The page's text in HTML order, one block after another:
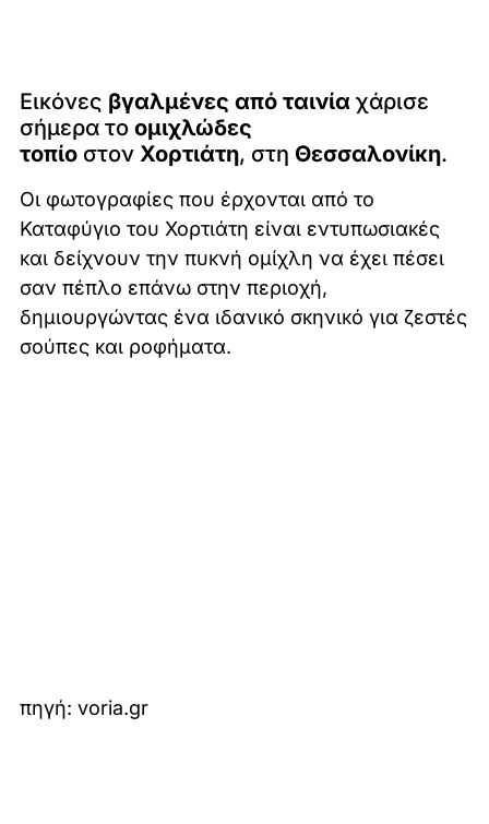
Εικόνες βγαλμένες από ταινίαχάρισε
σήμερα το ομιχλώδες
τοπίο στονΧορτιάτη, στη Θεσσαλονίκη.
Οι φωτογραφίες που έρχονται από το
Καταφύγιο του Χορτιάτη είναι εντυπωσιακές
και δείχνουν την πυκνή ομίχλη να έχει πέσει
σαν πέπλο επάνω στην περιοχή,
δημιουργώντας ένα ιδανικό σκηνικό για ζεστές
σούπες και ροφήματα.
πηγή: voria.gr